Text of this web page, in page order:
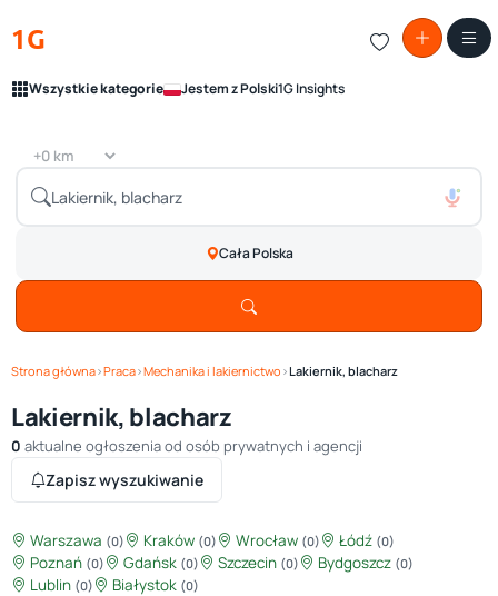
1G
Wszystkie kategorie Jestem z Polski1G Insights
Cała Polska
Strona główna›Praca›Mechanika i lakiernictwo ›Lakiernik, blacharz
Lakiernik, blacharz
0 aktualne ogłoszenia od osób prywatnych i agencji
Zapisz wyszukiwanie
Warszawa (0) Kraków (0) Wrocław (0) Łódź (0)
Poznań (0) Gdańsk (0) Szczecin (0) Bydgoszcz (0)
Lublin (0) Białystok (0)